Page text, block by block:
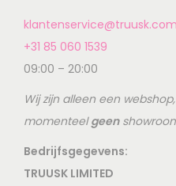
klantenservice@truusk.com
+31 85 060 1539
09:00 – 20:00
Wij zijn alleen een
momenteelgeen
Bedrijfsgegevens:
TRUUSK LIMITED